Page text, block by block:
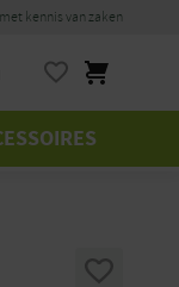
met kennis van zaken